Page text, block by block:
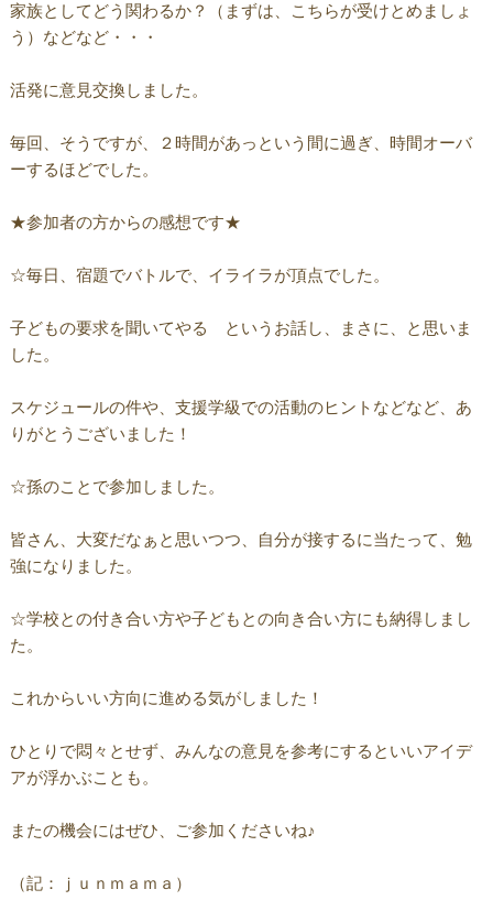
家族としてどう関わるか？（まずは、こちらが受けとめましょ
う）などなど・・・
活発に意見交換しました。
毎回、そうですが、２時間があっという間に過ぎ、時間オーバ
ーするほどでした。
★参加者の方からの感想です★
☆毎日、宿題でバトルで、イライラが頂点でした。
子どもの要求を聞いてやる というお話し、まさに、と思いま
した。
スケジュールの件や、支援学級での活動のヒントなどなど、あ
りがとうございました！
☆孫のことで参加しました。
皆さん、大変だなぁと思いつつ、自分が接するに当たって、勉
強になりました。
☆学校との付き合い方や子どもとの向き合い方にも納得しまし
た。
これからいい方向に進める気がしました！
ひとりで悶々とせず、みんなの意見を参考にするといいアイデ
アが浮かぶことも。
またの機会にはぜひ、ご参加くださいね♪
（記：ｊｕｎｍａｍａ）